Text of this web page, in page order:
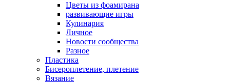
Цветы из фоамирана
развивающие игры
Кулинария
Личное
Новости сообщества
Разное
Пластика
Бисероплетение, плетение
Вязание